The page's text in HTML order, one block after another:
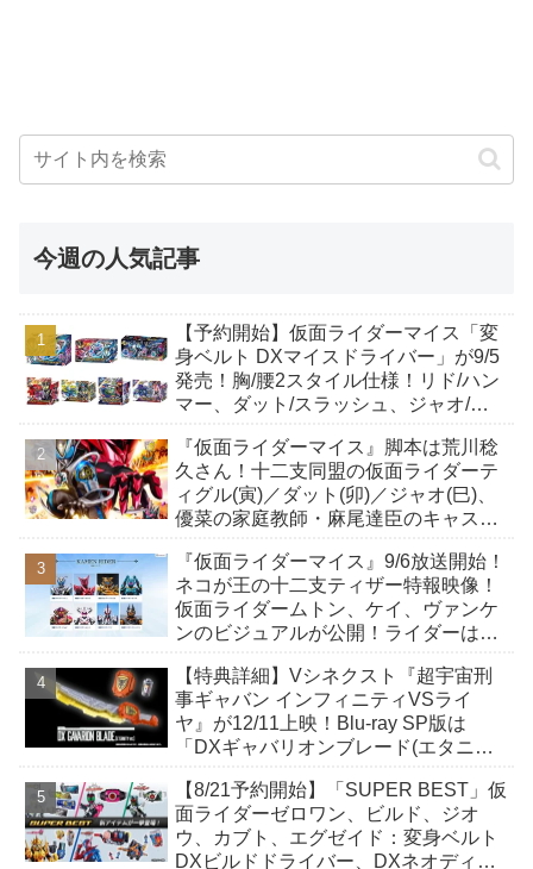
今週の人気記事
【予約開始】仮面ライダーマイス「変
身ベルト DXマイスドライバー」が9/5
発売！胸/腰2スタイル仕様！リド/ハン
マー、ダット/スラッシュ、ジャオ/バ
も！
『仮面ライダーマイス』脚本は荒川稔
久さん！十二支同盟の仮面ライダーテ
ィグル(寅)／ダット(卯)／ジャオ(巳)、
優菜の家庭教師・麻尾達臣のキャスト
んも変身！
『仮面ライダーマイス』9/6放送開始！
ネコが王の十二支ティザー特報映像！
仮面ライダームトン、ケイ、ヴァンケ
ンのビジュアルが公開！ライダーは子
【特典詳細】Vシネクスト『超宇宙刑
事ギャバン インフィニティVSライ
ヤ』が12/11上映！Blu-ray SP版は
「DXギャバリオンブレード(エタニテ
か豪華特典付き！
【8/21予約開始】「SUPER BEST」仮
面ライダーゼロワン、ビルド、ジオ
ウ、カブト、エグゼイド：変身ベルト
DXビルドドライバー、DXネオディケ